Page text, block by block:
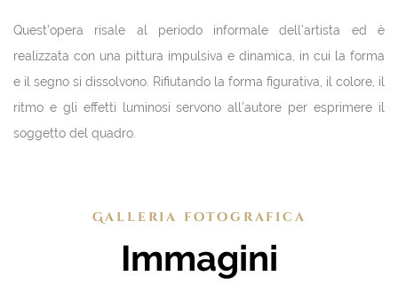
Quest’opera risale al periodo informale dell’artista ed è
realizzata con una pittura impulsiva e dinamica, in cui la forma
e il segno si dissolvono. Rifiutando la forma figurativa, il colore, il
ritmo e gli effetti luminosi servono all’autore per esprimere il
soggetto del quadro.
Galleria fotografica
Immagini